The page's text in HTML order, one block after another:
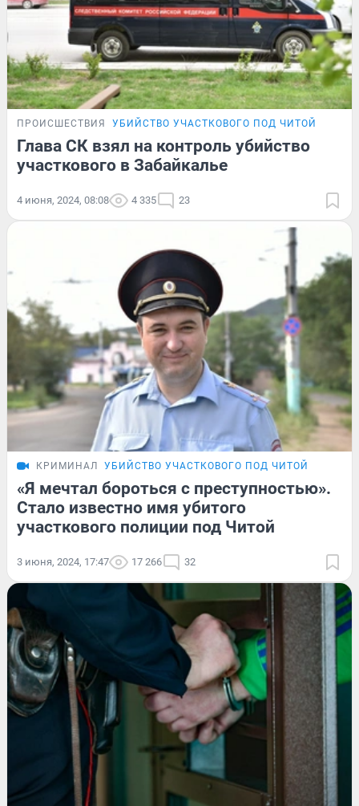
ПРОИСШЕСТВИЯ УБИЙСТВО УЧАСТКОВОГО ПОД ЧИТОЙ
Глава СК взял на контроль убийство
участкового в Забайкалье
4 июня, 2024, 08:08 4 335 23
КРИМИНАЛ УБИЙСТВО УЧАСТКОВОГО ПОД ЧИТОЙ
«Я мечтал бороться с преступностью».
Стало известно имя убитого
участкового полиции под Читой
3 июня, 2024, 17:47 17 266 32